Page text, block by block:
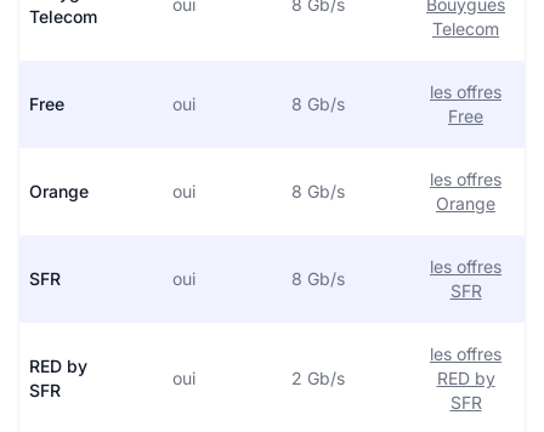
Telecom
oui 8 Gb/s
Bouygues
Telecom
Free oui 8 Gb/s
les offres
Free
Orange oui 8 Gb/s
les offres
Orange
SFR oui 8 Gb/s
les offres
SFR
RED by
SFR
oui 2 Gb/s
les offres
RED by
SFR